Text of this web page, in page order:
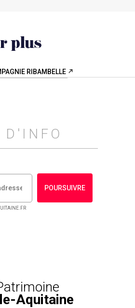
plus
RIBAMBELLE
D'INFO
POURSUIVRE
Aquitaine